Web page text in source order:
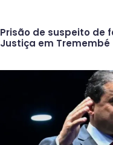
Prisão de suspeito de
Justiça em Tremembé